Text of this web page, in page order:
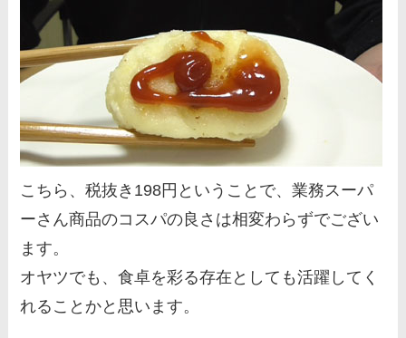
こちら、税抜き198円ということで、業務スーパ
ーさん商品のコスパの良さは相変わらずでござい
ます。
オヤツでも、食卓を彩る存在としても活躍してく
れることかと思います。